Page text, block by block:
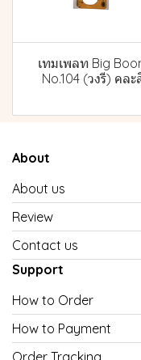
เทมเพลท Big
No.104 (วงรี) คละ
About
About us
Review
Contact us
Support
How to Order
How to Payment